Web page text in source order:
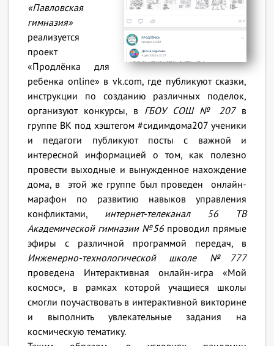
«Павловская
гимназия»
реализуется
проект
«Продлёнка для
ребенка online» в vk.com, где публикуют сказки,
инструкции по созданию различных поделок,
организуют конкурсы, в ГБОУ СОШ № 207в
группе ВК под хэштегом #сидимдома207 ученики
и педагоги публикуют посты с важной и
интересной информацией о том, как полезно
провести выходные и вынужденное нахождение
дома, в этой же группе был проведен онлайн-
марафон по развитию навыков управления
конфликтами, интернет-телеканал 56 ТВ
Академической гимназии №56 проводил прямые
эфиры с различной программой передач, в
Инженерно-технологической школе №777
проведена Интерактивная онлайн-игра «Мой
космос», в рамках которой учащиеся школы
смогли поучаствовать в интерактивной викторине
и выполнить увлекательные задания на
космическую тематику.